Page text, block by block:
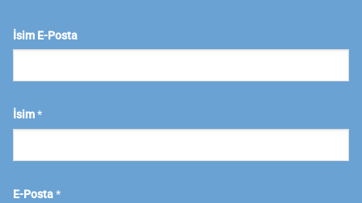
İsim E-Posta
İsim*
E-Posta*